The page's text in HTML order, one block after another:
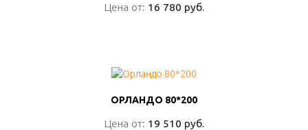
Цена от: 16 780 руб.
Цена от: 16 780 руб.
ОРЛАНДО 80*200
Цена от: 19 510 руб.
ОРЛАНДО 80*200
Цена от: 19 510 руб.